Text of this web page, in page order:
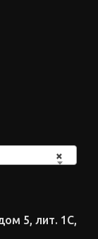
×
5, лит. 1С,